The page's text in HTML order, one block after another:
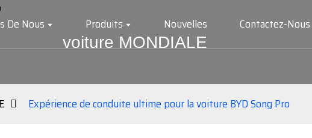
De Nous Produits Nouvelles Contactez-Nous
voiture MONDIALE
Expérience de conduite ultime pour la voiture BYD Song Pro